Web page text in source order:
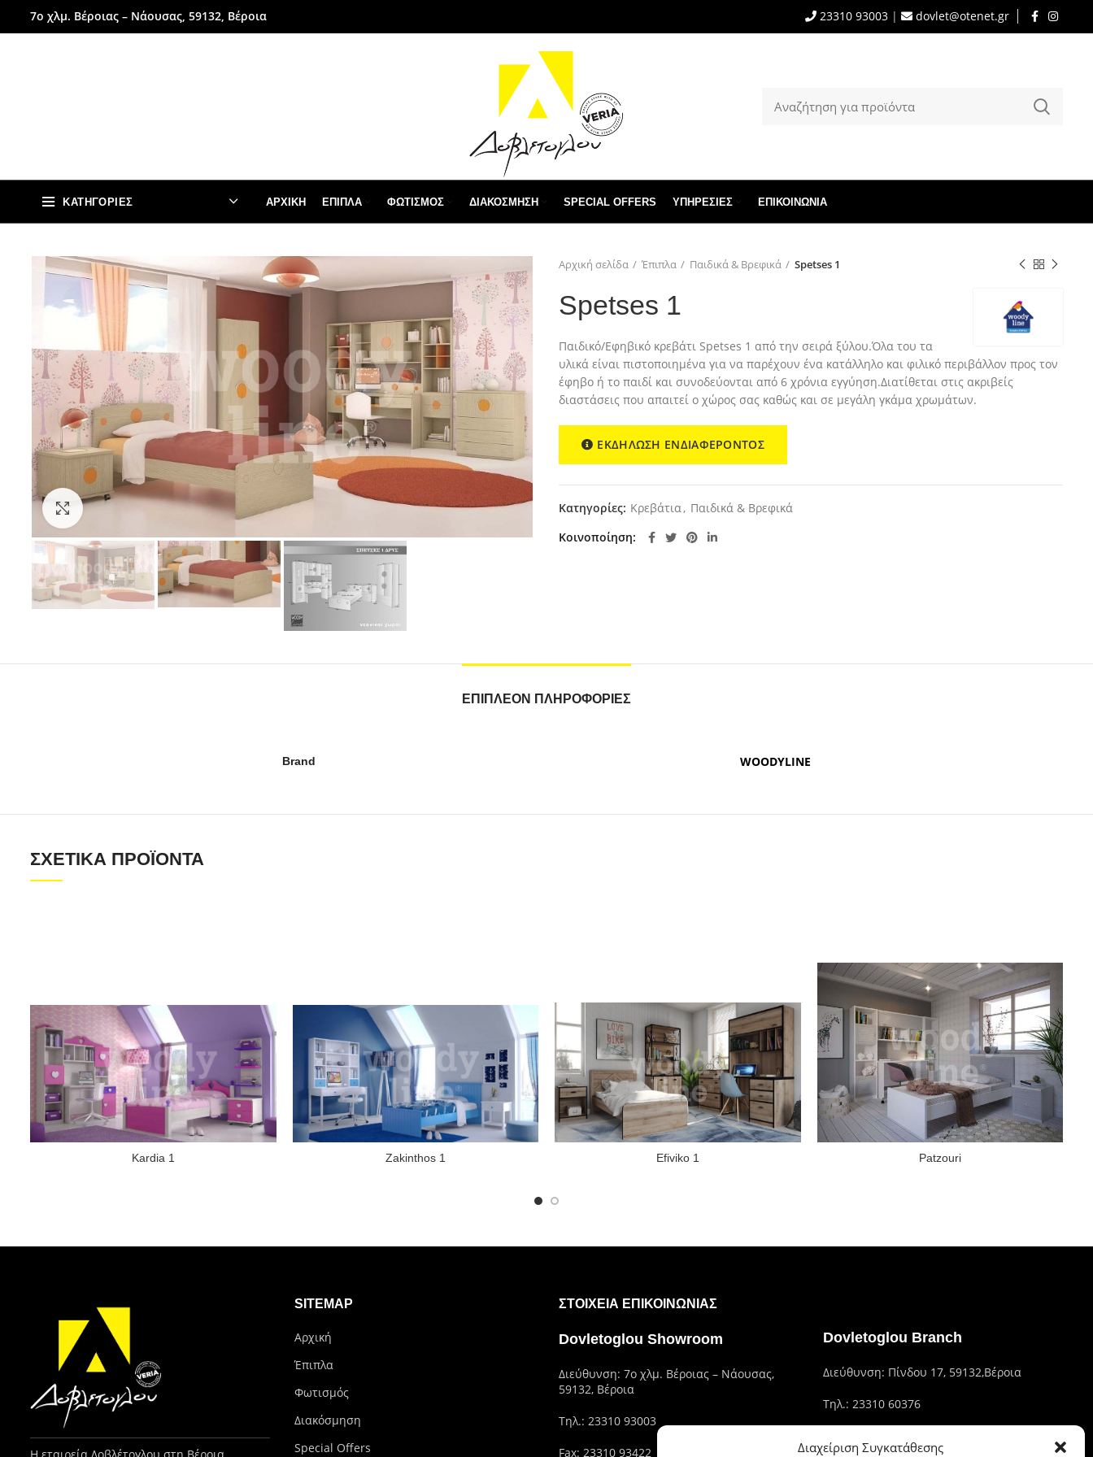
Διαχείριση Συγκατάθεσης
7ο χλμ. Βέροιας – Νάουσας, 59132, Βέροια 23310 93003 | dovlet@otenet.gr
ΚΑΤΗΓΟΡΊΕΣ ΑΡΧΙΚΉ ΈΠΙΠΛΑ ΦΩΤΙΣΜΌΣ ΔΙΑΚΌΣΜΗΣΗ SPECIAL OFFERS ΥΠΗΡΕΣΙΕΣ ΕΠΙΚΟΙΝΩΝΊΑ
Click to enlarge
Αρχική σελίδα Έπιπλα Παιδικά & Βρεφικά Spetses 1
Spetses 1
Παιδικό/Εφηβικό κρεβάτι Spetses 1 από την σειρά ξύλου.Όλα του τα
υλικά είναι πιστοποιημένα για να παρέχουν ένα κατάλληλο και φιλικό περιβάλλον προς τον
έφηβο ή το παιδί και συνοδεύονται από 6 χρόνια εγγύηση.Διατίθεται στις ακριβείς
διαστάσεις που απαιτεί ο χώρος σας καθώς και σε μεγάλη γκάμα χρωμάτων.
ΕΚΔΗΛΩΣΗ ΕΝΔΙΑΦΕΡΟΝΤΟΣ
Κατηγορίες: Κρεβάτια, Παιδικά & Βρεφικά
Κοινοποίηση
ΕΠΙΠΛΈΟΝ ΠΛΗΡΟΦΟΡΊΕΣ
Brand WOODYLINE
ΣΧΕΤΙΚΆ ΠΡΟΪΌΝΤΑ
Kardia 1 Zakinthos 1 Efiviko 1 Patzouri
SITEMAP
Αρχική
Έπιπλα
Φωτισμός
Διακόσμηση
Special Offers
ΣΤΟΙΧΕΊΑ ΕΠΙΚΟΙΝΩΝΊΑΣ
Dovletoglou Showroom
Διεύθυνση: 7ο χλμ. Βέροιας – Νάουσας,
59132, Βέροια
Τηλ.: 23310 93003
Fax: 23310 93422
Dovletoglou Branch
Διεύθυνση: Πίνδου 17, 59132,Βέροια
Τηλ.: 23310 60376